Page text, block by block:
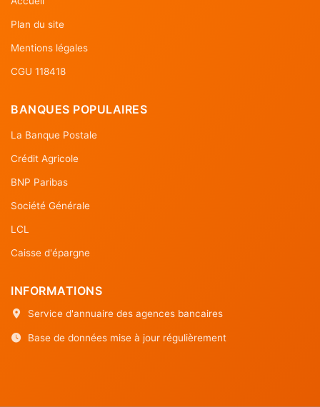
Plan du site
Mentions légales
CGU 118418
BANQUES POPULAIRES
La Banque Postale
Crédit Agricole
BNP Paribas
Société Générale
LCL
Caisse d'épargne
INFORMATIONS
Service d'annuaire des agences bancaires
Base de données mise à jour régulièrement